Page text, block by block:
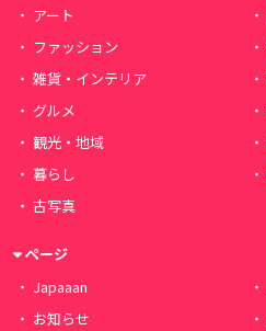
アート
ファッション
雑貨・インテリア
グルメ
観光・地域
暮らし
古写真
ページ
Japaaan
お知らせ